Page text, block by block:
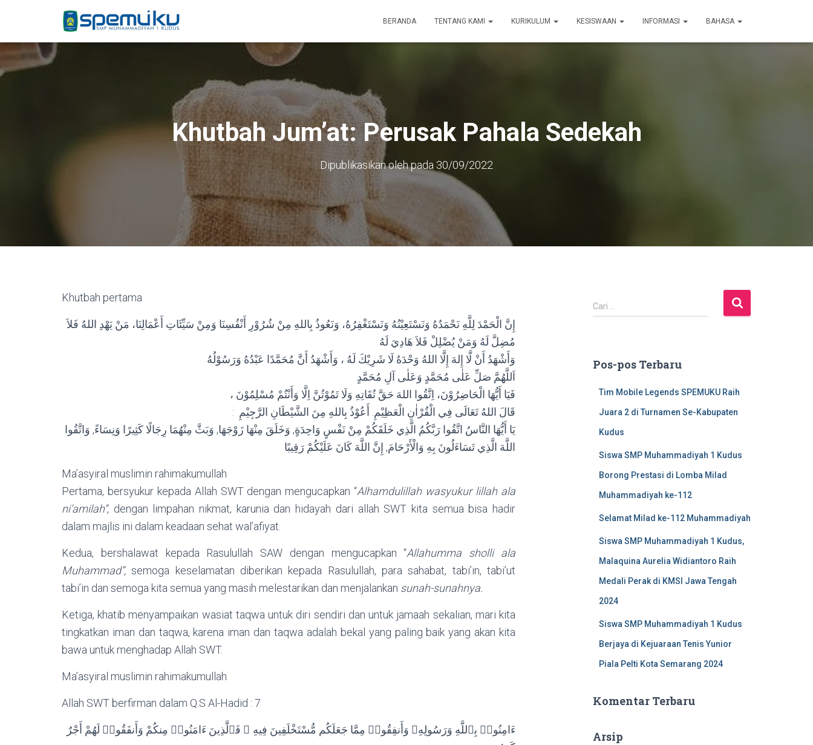
BERANDA TENTANG KAMI KURIKULUM KESISWAAN INFORMASI BAHASA
Khutbah Jum’at: Perusak Pahala Sedekah
Dipublikasikan olehpada 30/09/2022
Khutbah pertama
إِنَّ الْحَمْدَ لِلَّهِ نَحْمَدُهُ وَنَسْتَعِيْنُهُ وَنَسْتَغْفِرُهُ، وَنَعُوذُ بِاللهِ مِنْ شُرُوْرِ أَنْفُسِنَا وَمِنْ سَيِّئَاتِ أَعْمَالِنَا، مَنْ يَهْدِ اللهُ فَلاَ
مُضِلَّ لَهُ وَمَنْ يُضْلِلْ فَلاَ هَادِيَ لَهُ
وَأَشْهَدُ أَنْ لَّا إِلهَ إِلَّا اللهُ وَحْدَهُ لَا شَرِيْكَ لَهُ ، وَأَشْهَدُ أَنَّ مُحَمَّدًا عَبْدُهُ وَرَسُوْلُهُ
اَللَّهُمَّ صَلِّ عَلٰى مُحَمَّدٍ وَعَلٰى آلِ مُحَمَّدٍ
، فَيَا أَيُّهَا الْحَاضِرُوْنَ، اِتَّقُوا اللهَ حَقَّ تُقَاتِهِ وَلَا تَمُوْتُنَّ اِلَّا وَأَنْتُمْ مُسْلِمُوْنَ
: قَالَ اللهُ تَعَالَى فِي الْقُرْاٰنِ الْعَظِيْمِ. أَعُوْذُ بِاللهِ مِنَ الشَّيْطَانِ الرَّجِيْمِ
يَا أَيُّهَا النَّاسُ اتَّقُوا رَبَّكُمُ الَّذِي خَلَقَكُمْ مِنْ نَفْسٍ وَاحِدَةٍ, وَخَلَقَ مِنْهَا زَوْجَهَا, وَبَثَّ مِنْهُمَا رِجَالًا كَثِيرًا وَنِسَاءً, وَاتَّقُوا
اللَّهَ الَّذِي تَسَاءَلُونَ بِهِ وَالْأَرْحَامَ, إِنَّ اللَّهَ كَانَ عَلَيْكُمْ رَقِيبًا
Ma’asyiral muslimin rahimakumullah
Pertama, bersyukur kepada Allah SWT dengan mengucapkan “Alhamdulillah wasyukur lillah ala
ni’amilah”, dengan limpahan nikmat, karunia dan hidayah dari allah SWT kita semua bisa hadir
dalam majlis ini dalam keadaan sehat wal’afiyat.
Kedua, bershalawat kepada Rasulullah SAW dengan mengucapkan “Allahumma sholli ala
Muhammad”, semoga keselamatan diberikan kepada Rasulullah, para sahabat, tabi’in, tabi’ut
tabi’in dan semoga kita semua yang masih melestarikan dan menjalankan sunah-sunahnya.
Ketiga, khatib menyampaikan wasiat taqwa untuk diri sendiri dan untuk jamaah sekalian, mari kita
tingkatkan iman dan taqwa, karena iman dan taqwa adalah bekal yang paling baik yang akan kita
bawa untuk menghadap Allah SWT.
Ma’asyiral muslimin rahimakumullah
Allah SWT berfirman dalam Q.S Al-Hadid : 7
ءَامِنُوا۟ بِٱللَّهِ وَرَسُولِهِۦ وَأَنفِقُوا۟ مِمَّا جَعَلَكُم مُّسْتَخْلَفِينَ فِيهِ ۖ فَٱلَّذِينَ ءَامَنُوا۟ مِنكُمْ وَأَنفَقُوا۟ لَهُمْ أَجْرٌ
C
a
n
Cari …
Pos-pos Terbaru
Tim Mobile Legends SPEMUKU Raih
Juara 2 di Turnamen Se-Kabupaten
Kudus
Siswa SMP Muhammadiyah 1 Kudus
Borong Prestasi di Lomba Milad
Muhammadiyah ke-112
Selamat Milad ke-112 Muhammadiyah
Siswa SMP Muhammadiyah 1 Kudus,
Malaquina Aurelia Widiantoro Raih
Medali Perak di KMSI Jawa Tengah
2024
Siswa SMP Muhammadiyah 1 Kudus
Berjaya di Kejuaraan Tenis Yunior
Piala Pelti Kota Semarang 2024
Komentar Terbaru
Arsip